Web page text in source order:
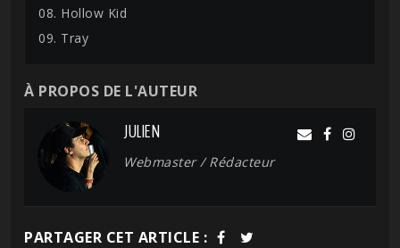
08. Hollow Kid
09. Tray
À PROPOS DE L'AUTEUR
JULIEN
Webmaster / Rédacteur
PARTAGER CET ARTICLE :